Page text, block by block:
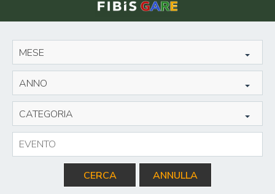
MESE
ANNO
CATEGORIA
CERCA ANNULLA